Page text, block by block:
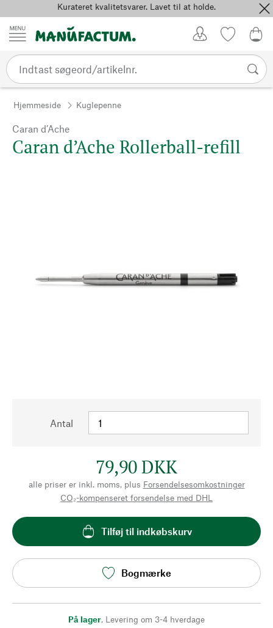
Spring til indholdKurateret kvalitetsvarer. Lavet til at holde.
Hjemmeside Kuglepenne
Caran d’Ache
Caran d’Ache Rollerball-refill
Antal
79,90 DKK
alle priser er inkl. moms, plus Forsendelsesomkostninger
CO₂-kompenseret forsendelse med DHL
Tilføj til indkøbskurv
Bogmærke
På lager, Levering om 3-4 hverdage